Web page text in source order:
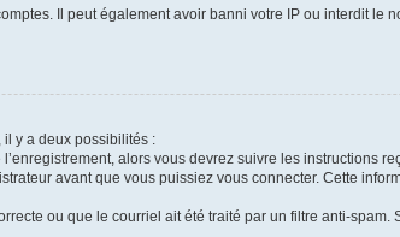
Il peut également avoir banni votre IP ou interdit le
il y a deux possibilités :
alors vous devrez suivre les instructions
avant que vous puissiez vous connecter. Cette
ou que le courriel ait été traité par un filtre anti-spam.